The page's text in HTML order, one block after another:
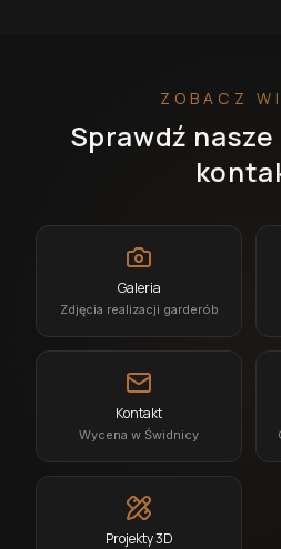
ZOBACZ
Sprawdź
Galeria
Zdjęcia realizacji garderób
Kontakt
Wycena w Świdnicy
Projekty 3D